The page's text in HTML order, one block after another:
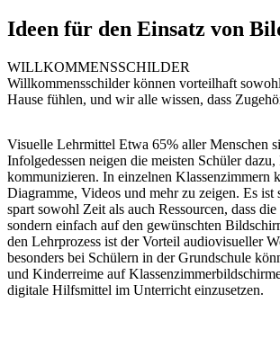
Ideen für den Einsatz von
WILLKOMMENSSCHILDER
Willkommensschilder können vorteilhaft
Hause fühlen, und wir alle wissen, dass
Visuelle Lehrmittel Etwa 65% aller Menschen
Infolgedessen neigen die meisten Schüler
kommunizieren. In einzelnen Klassenzimmern
Diagramme, Videos und mehr zu zeigen. Es
spart sowohl Zeit als auch Ressourcen, dass
sondern einfach auf den gewünschten
den Lehrprozess ist der Vorteil audiovisueller
besonders bei Schülern in der Grundschule
und Kinderreime auf
digitale Hilfsmittel im Unterricht einzusetzen.